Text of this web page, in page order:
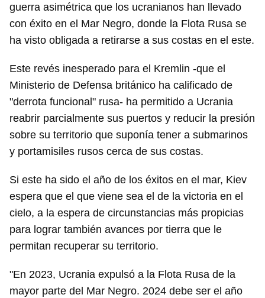
guerra asimétrica que los ucranianos han llevado
con éxito en el Mar Negro, donde la Flota Rusa se
ha visto obligada a retirarse a sus costas en el este.
Este revés inesperado para el Kremlin -que el
Ministerio de Defensa británico ha calificado de
"derrota funcional" rusa- ha permitido a Ucrania
reabrir parcialmente sus puertos y reducir la presión
sobre su territorio que suponía tener a submarinos
y portamisiles rusos cerca de sus costas.
Si este ha sido el año de los éxitos en el mar, Kiev
espera que el que viene sea el de la victoria en el
cielo, a la espera de circunstancias más propicias
para lograr también avances por tierra que le
permitan recuperar su territorio.
"En 2023, Ucrania expulsó a la Flota Rusa de la
mayor parte del Mar Negro. 2024 debe ser el año